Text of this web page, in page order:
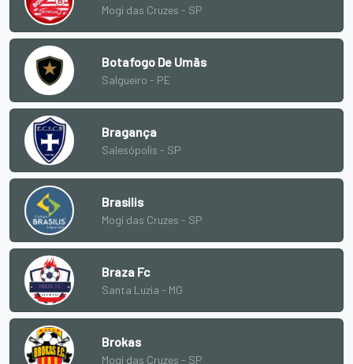
Mogi das Cruzes - SP
Botafogo De Umãs
Salgueiro - PE
Bragança
Salesópolis - SP
Brasilis
Mogi das Cruzes - SP
Braza Fc
Santa Luzia - MG
Brokas
Mogi das Cruzes - SP